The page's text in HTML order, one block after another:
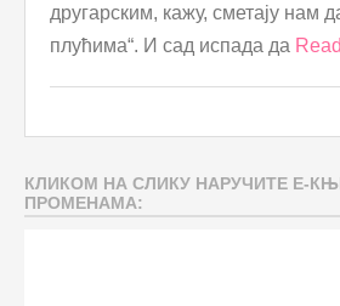
другарским, кажу, сметају нам
плућима“. И сад испада да
КЛИКОМ НА СЛИКУ НАРУЧИТЕ Е-
ПРОМЕНАМА: